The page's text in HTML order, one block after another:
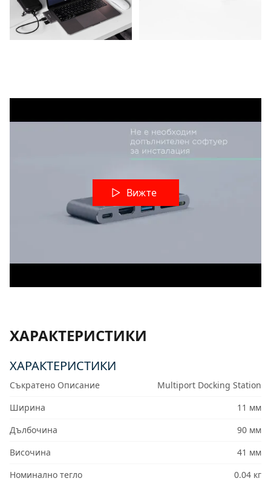
Вижте
ХАРАКТЕРИСТИКИ
ХАРАКТЕРИСТИКИ
Съкратено Описание
Multiport Docking Station
Ширина
11 мм
Дълбочина
90 мм
Височина
41 мм
Номинално тегло
0.04 кг